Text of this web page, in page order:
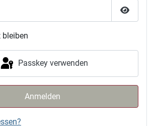
bleiben
Passkey verwenden
Anmelden